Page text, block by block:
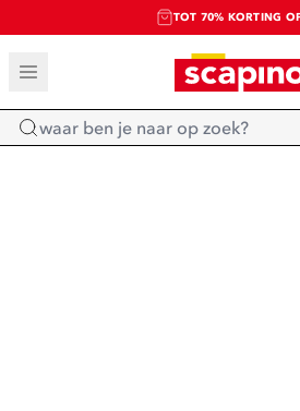
TOT 70% KORTING
SALE: LAATSTE
SHOP NIEUW
Home